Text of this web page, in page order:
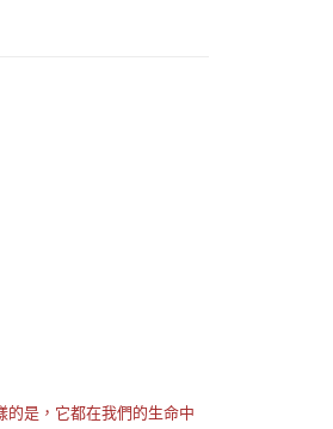
的是，它都在我們的生命中